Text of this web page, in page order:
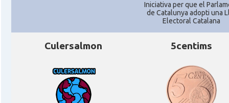
Casal Català del Nord de Califòrnia
Casal dels Països Catalans a Califòrnia
Casal Catalan Institute of America
Fundació Paulí Bellet
Iniciativa per que el
de Catalunya adopti una
Electoral Catalana
Culersalmon 5centims